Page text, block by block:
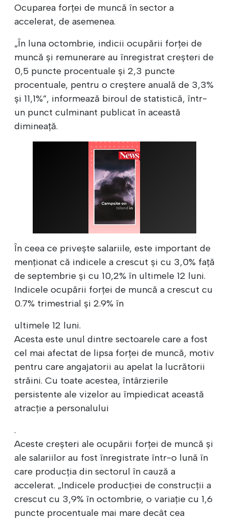
Ocuparea forței de muncă în sector a
accelerat, de asemenea.
„În luna octombrie, indicii ocupării forței de
muncă și remunerare au înregistrat creșteri de
0,5 puncte procentuale și 2,3 puncte
procentuale, pentru o creștere anuală de 3,3%
și 11,1%”, informează biroul de statistică, într-
un punct culminant publicat în această
dimineață.
În ceea ce privește salariile, este important de
menționat că indicele a crescut și cu 3,0% față
de septembrie și cu 10,2% în ultimele 12 luni.
Indicele ocupării forței de muncă a crescut cu
0.7% trimestrial și 2.9% în
ultimele 12 luni.
Acesta este unul dintre sectoarele care a fost
cel mai afectat de lipsa forței de muncă, motiv
pentru care angajatorii au apelat la lucrătorii
străini. Cu toate acestea, întârzierile
persistente ale vizelor au împiedicat această
atracție a personalului
.
Aceste creșteri ale ocupării forței de muncă și
ale salariilor au fost înregistrate într-o lună în
care producția din sectorul în cauză a
accelerat. „Indicele producției de construcții a
crescut cu 3,9% în octombrie, o variație cu 1,6
puncte procentuale mai mare decât cea